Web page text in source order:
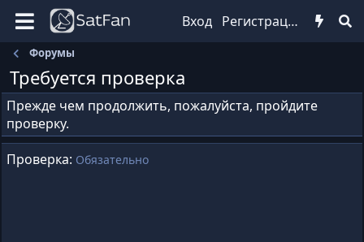
Вход Регистрация
Форумы
Требуется проверка
Прежде чем продолжить, пожалуйста, пройдите
проверку.
Проверка Обязательно